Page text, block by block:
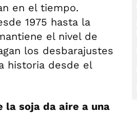
en el tiempo.
1975 hasta la
el nivel de
los desbarajustes
historia desde el
la soja da aire a una